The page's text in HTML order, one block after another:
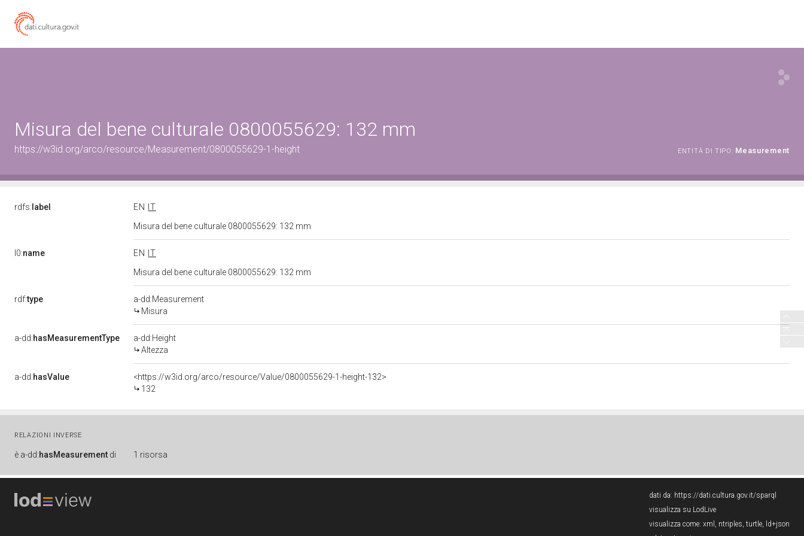
Misura del bene culturale 0800055629: 132 mm
https://w3id.org/arco/resource/Measurement/0800055629-1-height ENTITÀ DI TIPO: Measurement
rdfs: label EN
IT
Misura del bene culturale 0800055629: 132 mm
l0:name EN
IT
Misura del bene culturale 0800055629: 132 mm
rdf:type
a-dd:Measurement
Misura
a-dd:hasMeasurementType
a-dd:Height
Altezza
a-dd:hasValue
<https://w3id.org/arco/resource/Value/0800055629-1-height-132>
132
RELAZIONI INVERSE
è a-dd:hasMeasurement di 1 risorsa
dati da: https://dati.cultura.gov.it/sparql
visualizza su LodLive
visualizza come: xml , ntriples, turtle, ld+json